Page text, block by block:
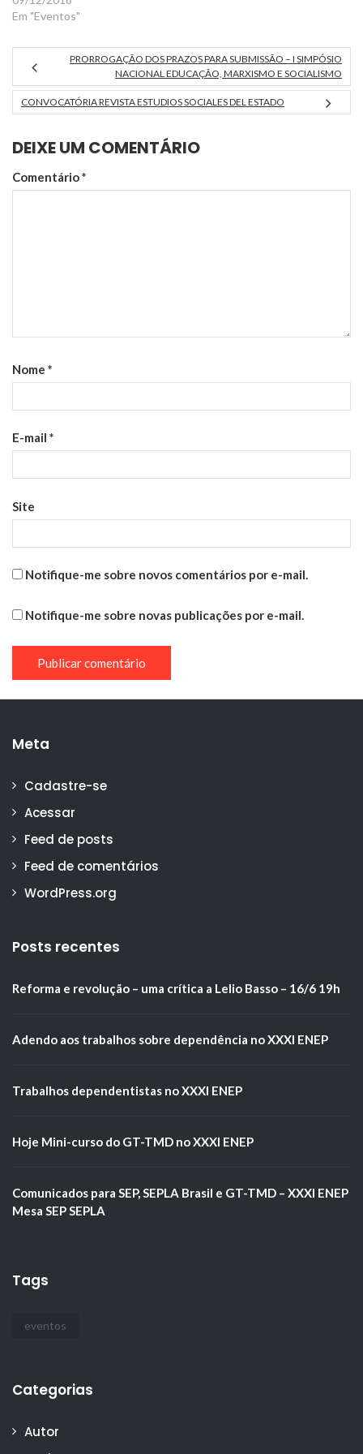
Profª Ms. Karina Fernandes
Coordenadora 2: Profa. Drª.
Isadora de Andrade
Guerreiro (FAU / USP).
Coordenadora 3: Profa. Dra.
Carolina de Roig Catini (FE /
conhecida crise da economia
Em "Eventos"
PRORROGAÇÃO DOS PRAZOS PARA SUBMISSÃO – I SIMPÓSIO
NACIONAL EDUCAÇÃO, MARXISMO E SOCIALISMO
CONVOCATÓRIA REVISTA ESTUDIOS SOCIALES DEL ESTADO
DEIXE UM COMENTÁRIO
Comentário*
Nome *
E-mail *
Site
Notifique-me sobre novos comentários por e-mail.
Notifique-me sobre novas publicações por e-mail.
Meta
Cadastre-se
Acessar
Feed de posts
Feed de comentários
WordPress.org
Posts recentes
Reforma e revolução – uma crítica a Lelio Basso – 16/6 19h
Adendo aos trabalhos sobre dependência no XXXI ENEP
Trabalhos dependentistas no XXXI ENEP
Hoje Mini-curso do GT-TMD no XXXI ENEP
Comunicados para SEP, SEPLA Brasil e GT-TMD – XXXI ENEP
Mesa SEP SEPLA
Tags
eventos
Categorias
Autor